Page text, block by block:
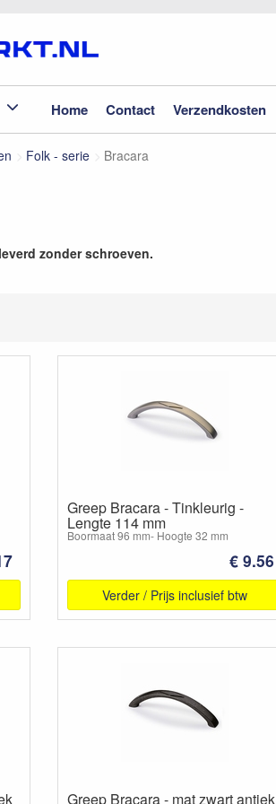
Home Contact Verzendkosten
Folk - serie Bracara
zonder schroeven.
Greep Bracara - Tinkleurig -
Lengte 114 mm
Boormaat 96 mm- Hoogte 32 mm
€ 9.56
Verder / Prijs inclusief btw
Greep Bracara - mat zwart antiek